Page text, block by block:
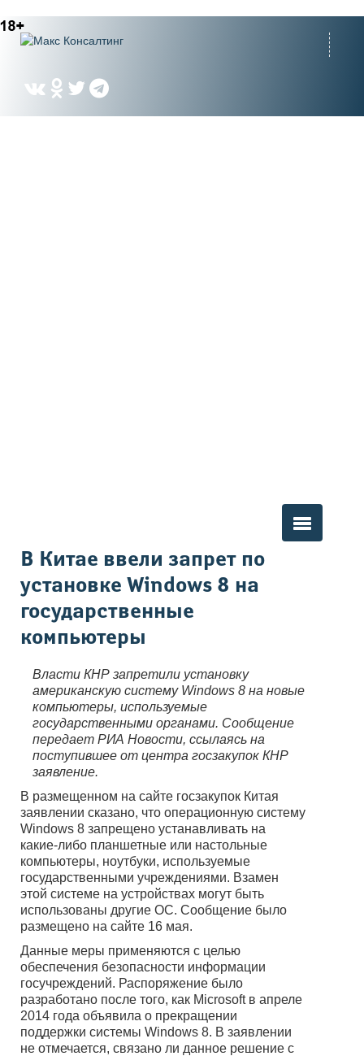
Вы здесь
В Китае ввели запрет по
установке Windows 8 на
государственные
компьютеры
Власти КНР запретили установку
американскую систему Windows 8 на новые
компьютеры, используемые
государственными органами. Сообщение
передает РИА Новости, ссылаясь на
поступившее от центра госзакупок КНР
заявление.
В размещенном на сайте госзакупок Китая
заявлении сказано, что операционную систему
Windows 8 запрещено устанавливать на
какие-либо планшетные или настольные
компьютеры, ноутбуки, используемые
государственными учреждениями. Взамен
этой системе на устройствах могут быть
использованы другие ОС. Сообщение было
размещено на сайте 16 мая.
Данные меры применяются с целью
обеспечения безопасности информации
госучреждений. Распоряжение было
разработано после того, как Microsoft в апреле
2014 года объявила о прекращении
поддержки системы Windows 8. В заявлении
не отмечается, связано ли данное решение с